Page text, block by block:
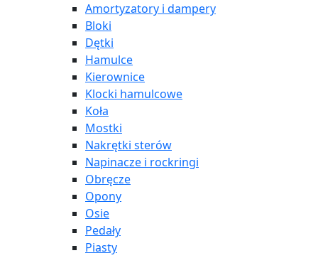
Amortyzatory i dampery
Bloki
Dętki
Hamulce
Kierownice
Klocki hamulcowe
Koła
Mostki
Nakrętki sterów
Napinacze i rockringi
Obręcze
Opony
Osie
Pedały
Piasty